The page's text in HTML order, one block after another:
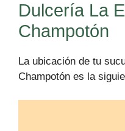
Dulcería La
Champotón
La ubicación de tu
Champotón es la